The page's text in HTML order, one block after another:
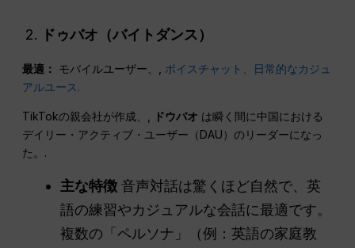
ドゥバオ（バイトダンス）
最適： モバイルユーザー、, ボイスチャット、日常的なカジュ
アルユース.
TikTokの親会社が作成、, ドウバオ は瞬く間に中国における
デイリー・アクティブ・ユーザー（DAU）のリーダーになっ
た。.
主な特徴 音声対話は驚くほど自然で、英
語の練習やカジュアルな会話に最適です。
複数の「ペルソナ」（例：英語の家庭教